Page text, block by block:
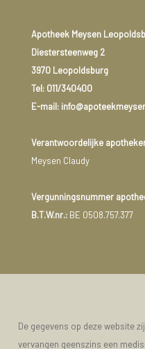
Apotheek Meysen
Diestersteenweg 2
3970 Leopoldsburg
Tel: 011/340400
E-mail:
Verantwoordelijke
Meysen Claudy
Vergunningsnummer
B.T.W.nr.:BE 0508.757.377
De gegevens op deze website
vervangen geenszins een